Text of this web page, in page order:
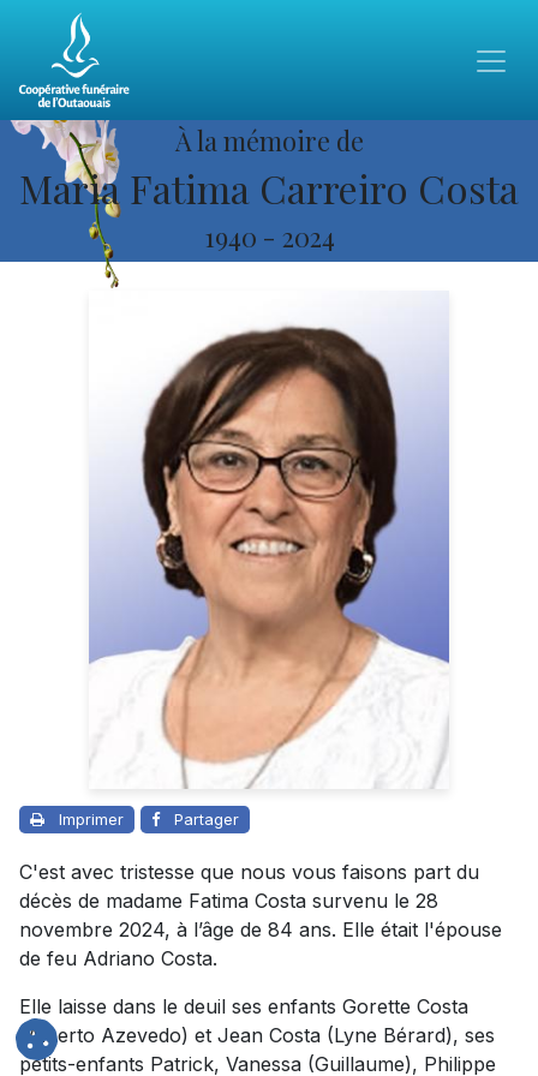
À la mémoire de
Maria Fatima Carreiro Costa
1940 - 2024
Imprimer Partager
C'est avec tristesse que nous vous faisons part du
décès de madame Fatima Costa survenu le 28
novembre 2024, à l’âge de 84 ans. Elle était l'épouse
de feu Adriano Costa.
Elle laisse dans le deuil ses enfants Gorette Costa
(Alberto Azevedo) et Jean Costa (Lyne Bérard), ses
petits-enfants Patrick, Vanessa (Guillaume), Philippe